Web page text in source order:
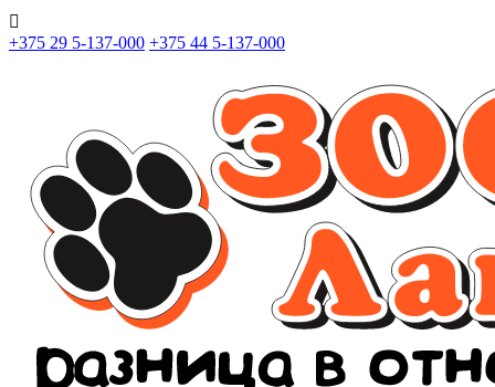

+375 29 5-137-000 +375 44 5-137-000